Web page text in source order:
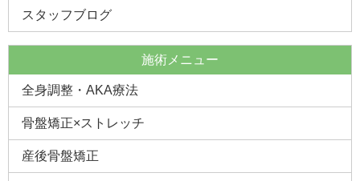
も左もわからない私に・・・」
2019.3.17 |ヒアルロン酸注射で改善されなかった膝の痛み
門真市 女性 交通事故後の身体の痛み
2019.3.1 | 守口市 ３７歳 男性 ランニングでの股関節の痛
み
2019.2.17 |門真市 交通事故施術 A・T様「初めての事故で
どうしたらいいか・・・」
スタッフブログ
施術メニュー
全身調整・AKA療法
骨盤矯正×ストレッチ
産後骨盤矯正